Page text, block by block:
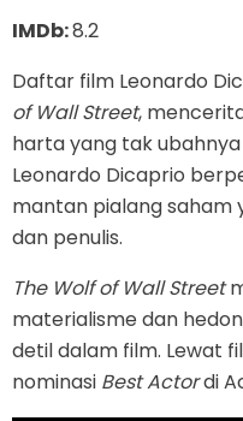
IMDb:8.2
Daftar film Leonardo
of Wall Street,
harta yang tak
Leonardo Dicaprio
mantan pialang
dan penulis.
The Wolf of Wall Street
materialisme dan
detil dalam film. Lewat
nominasi Best Actordi